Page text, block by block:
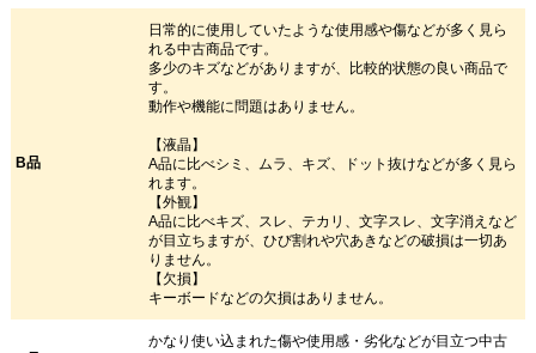
B品
日常的に使用していたような使用感や傷などが多く見ら
れる中古商品です。
多少のキズなどがありますが、比較的状態の良い商品で
す。
動作や機能に問題はありません。
【液晶】
A品に比べシミ、ムラ、キズ、ドット抜けなどが多く見ら
れます。
【外観】
A品に比べキズ、スレ、テカリ、文字スレ、文字消えなど
が目立ちますが、ひび割れや穴あきなどの破損は一切あ
りません。
【欠損】
キーボードなどの欠損はありません。
かなり使い込まれた傷や使用感・劣化などが目立つ中古